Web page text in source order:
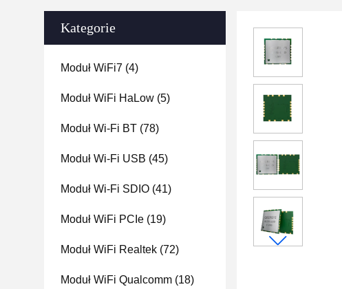
Kategorie
Moduł WiFi7 (4)
Moduł WiFi HaLow (5)
Moduł Wi-Fi BT (78)
Moduł Wi-Fi USB (45)
Moduł Wi-Fi SDIO (41)
Moduł WiFi PCIe (19)
Moduł WiFi Realtek (72)
Moduł WiFi Qualcomm (18)